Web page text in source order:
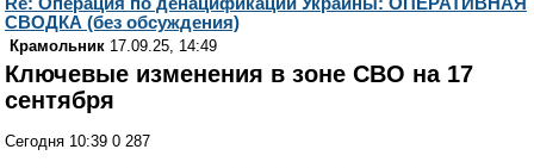
СВОДКА (без обсуждения)
Крамольник 17.09.25, 14:49
Ключевые изменения в зоне СВО на 17
сентября
Сегодня 10:39 0 287